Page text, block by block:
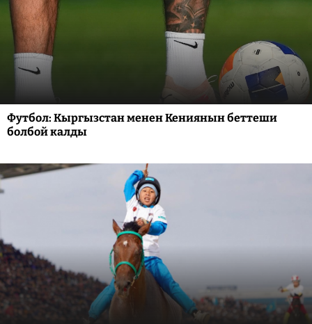
Футбол: Кыргызстан менен Кениянын беттеши
болбой калды